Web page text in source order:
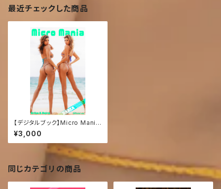
最近チェックした商品
【デジタルブック】Micro Mania
DAREA Dream Factory Mag
azine
¥3,000
同じカテゴリの商品